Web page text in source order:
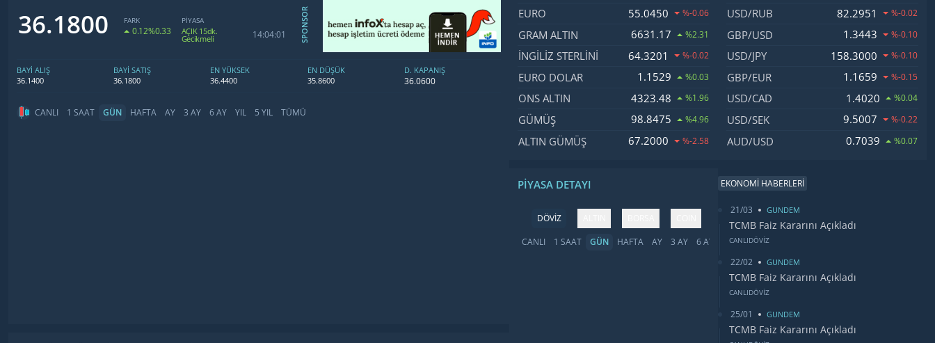
36.1800 FARK
0.12%0.33
PİYASA
AÇIK 15dk.
Gecikmeli 14:04:01 SPONSOR
BAYİ ALIŞ
36.1400
BAYİ SATIŞ
36.1800
EN YÜKSEK
36.4400
EN DÜŞÜK
35.8600
D. KAPANIŞ
36.0600
CANLI 1 SAAT GÜN HAFTA AY 3 AY 6 AY YIL 5 YIL TÜMÜ
EURO 55.0450 %-0.06
GRAM ALTIN 6631.17 %2.31
İNGILIZ STERLINI 64.3201 %-0.02
EURO DOLAR 1.1529 %0.03
ONS ALTIN 4323.48 %1.96
GÜMÜŞ 98.8475 %4.96
ALTIN GÜMÜŞ 67.2000 %-2.58
PIYASA DETAYI
DÖVİZ
CANLI
1 SAAT GÜN HAFTA AY 3 AY 6 AY YIL 5 YIL TÜMÜ
USD/RUB 82.2951 %-0.02
GBP/USD 1.3443 %-0.10
USD/JPY 158.3000 %-0.10
GBP/EUR 1.1659 %-0.15
USD/CAD 1.4020 %0.04
USD/SEK 9.5007 %-0.22
AUD/USD 0.7039 %0.07
EKONOMİ HABERLERİ
21/03 GUNDEM
TCMB Faiz Kararını Açıkladı
CANLIDÖVİZ
22/02 GUNDEM
TCMB Faiz Kararını Açıkladı
CANLIDÖVİZ
25/01 GUNDEM
TCMB Faiz Kararını Açıkladı